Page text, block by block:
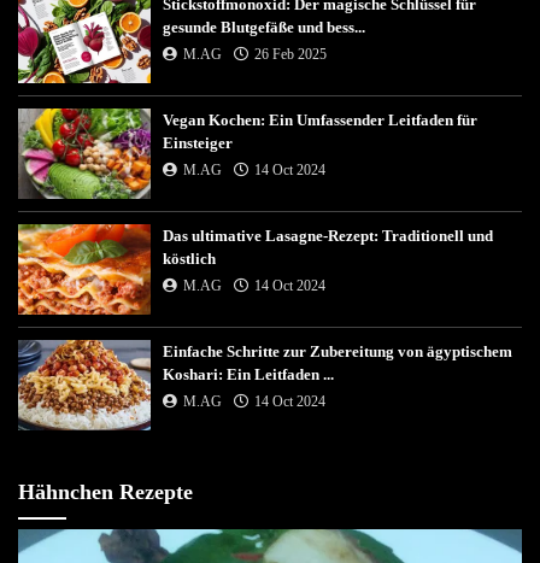
Stickstoffmonoxid: Der magische Schlüssel für
gesunde Blutgefäße und bess...
M.AG 26 Feb 2025
Vegan Kochen: Ein Umfassender Leitfaden für
Einsteiger
M.AG 14 Oct 2024
Das ultimative Lasagne-Rezept: Traditionell und
köstlich
M.AG 14 Oct 2024
Einfache Schritte zur Zubereitung von ägyptischem
Koshari: Ein Leitfaden ...
M.AG 14 Oct 2024
Hähnchen Rezepte